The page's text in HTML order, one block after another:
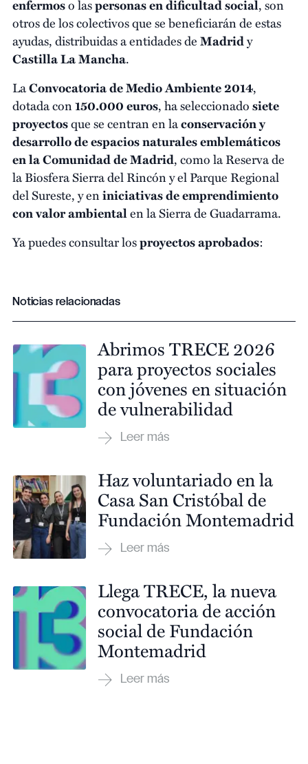
enfermoso laspersonas en dificultad social, son
otros de los colectivos que se beneficiarán de estas
ayudas, distribuidas a entidades deMadridy
Castilla La Mancha.
LaConvocatoria de Medio Ambiente 2014,
dotada con150.000 euros, ha seleccionadosiete
proyectosque se centran en laconservación y
desarrollo de espacios naturales emblemáticos
en la Comunidad de Madrid, como la Reserva de
la Biosfera Sierra del Rincón y el Parque Regional
del Sureste, y eniniciativas de emprendimiento
con valor ambientalen la Sierra de Guadarrama.
Ya puedes consultar losproyectos aprobados:
Noticias relacionadas
Abrimos TRECE 2026
para proyectos sociales
con jóvenes en situación
de vulnerabilidad
Haz voluntariado en la
Casa San Cristóbal de
Fundación Montemadrid
Llega TRECE, la nueva
convocatoria de acción
social de Fundación
Montemadrid